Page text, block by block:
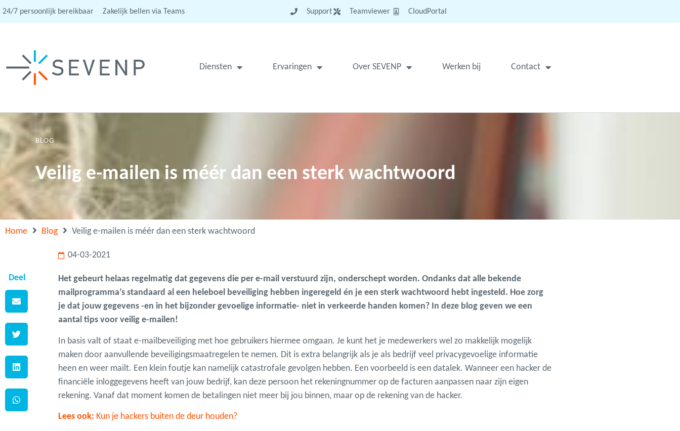
24/7 persoonlijk bereikbaar Zakelijk bellen via Teams Support Teamviewer CloudPortal
Diensten Ervaringen Over SEVENP Werken bij Contact
BLOG
Veilig e-mailen is méér dan een sterk wachtwoord
Home Blog Veilig e-mailen is méér dan een sterk wachtwoord
Deel
04-03-2021
Het gebeurt helaas regelmatig dat gegevens die per e-mail verstuurd zijn, onderschept worden. Ondanks dat alle bekende
mailprogramma’s standaard al een heleboel beveiliging hebben ingeregeld én je een sterk wachtwoord hebt ingesteld. Hoe zorg
je dat jouw gegevens -en in het bijzonder gevoelige informatie- niet in verkeerde handen komen? In deze blog geven we een
aantal tips voor veilig e-mailen!
In basis valt of staat e-mailbeveiliging met hoe gebruikers hiermee omgaan. Je kunt het je medewerkers wel zo makkelijk mogelijk
maken door aanvullende beveiligingsmaatregelen te nemen. Dit is extra belangrijk als je als bedrijf veel privacygevoelige informatie
heen en weer mailt. Een klein foutje kan namelijk catastrofale gevolgen hebben. Een voorbeeld is een datalek. Wanneer een hacker de
financiële inloggegevens heeft van jouw bedrijf, kan deze persoon het rekeningnummer op de facturen aanpassen naar zijn eigen
rekening. Vanaf dat moment komen de betalingen niet meer bij jou binnen, maar op de rekening van de hacker.
Lees ook: Kun je hackers buiten de deur houden?